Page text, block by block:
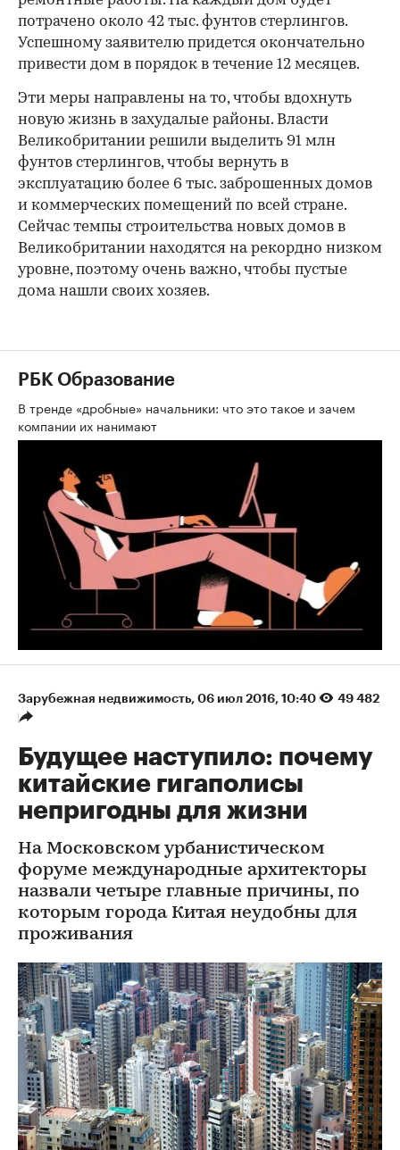
потрачено около 42 тыс. фунтов стерлингов.
Успешному заявителю придется окончательно
привести дом в порядок в течение 12 месяцев.
Эти меры направлены на то, чтобы вдохнуть
новую жизнь в захудалые районы. Власти
Великобритании решили выделить 91 млн
фунтов стерлингов, чтобы вернуть в
эксплуатацию более 6 тыс. заброшенных домов
и коммерческих помещений по всей стране.
Сейчас темпы строительства новых домов в
Великобритании находятся на рекордно низком
уровне, поэтому очень важно, чтобы пустые
дома нашли своих хозяев.
РБК Образование
В тренде «дробные» начальники: что это такое и зачем
компании их нанимают
Зарубежная недвижимость⁠, 06 июл 2016, 10:40 49 482
Будущее наступило: почему
китайские гигаполисы
непригодны для жизни
На Московском урбанистическом
форуме международные архитекторы
назвали четыре главные причины, по
которым города Китая неудобны для
проживания